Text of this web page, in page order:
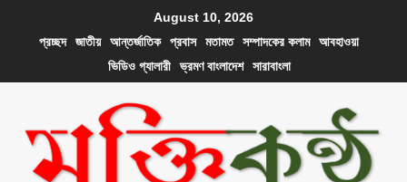
August 10, 2026
প্রচ্ছদ
জাতীয় আন্তর্জাতিক প্রবাস মতামত সম্পাদকের কলাম
আবহাওয়া
ভিডিও গ্যালারী
ভ্রমণ বাংলাদেশ সারাবাংলা